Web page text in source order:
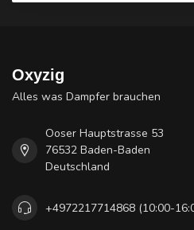
Oxyzig
Alles was Dampfer brauchen
Ooser Hauptstrasse 53
76532 Baden-Baden
Deutschland
+4972217714868 (10:00-